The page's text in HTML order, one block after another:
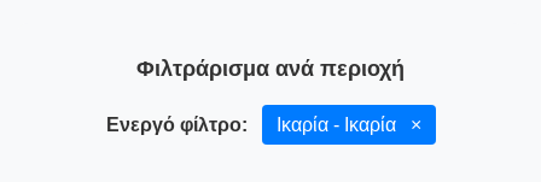
Φιλτράρισμα ανά περιοχή
Ενεργό φίλτρο: Ικαρία - Ικαρία ×